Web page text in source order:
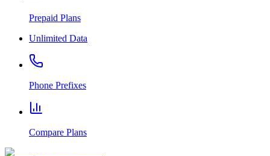
Prepaid Plans
Unlimited Data
Phone Prefixes
Compare Plans